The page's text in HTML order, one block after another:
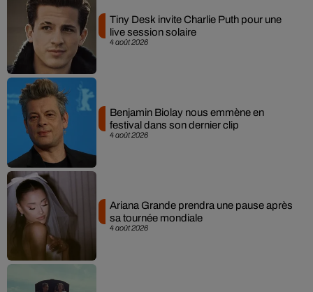
4 août 2026
Tiny Desk invite Charlie Puth pour une
live session solaire
4 août 2026
Benjamin Biolay nous emmène en
festival dans son dernier clip
4 août 2026
Ariana Grande prendra une pause après
sa tournée mondiale